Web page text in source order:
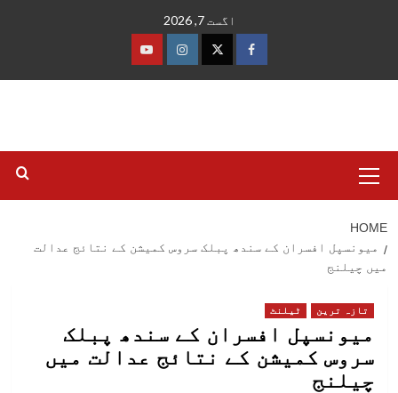
اگست 7, 2026
فیس
ٹوئٹرانسٹاگرام
یوٹیوب
Menu
HOME
میونسپل افسران کے سندھ پبلک سروس کمیشن کے نتائج عدالت
میں چیلنج
تازہ ترین ٹیلنٹ
میونسپل افسران کے سندھ پبلک
سروس کمیشن کے نتائج عدالت میں
چیلنج